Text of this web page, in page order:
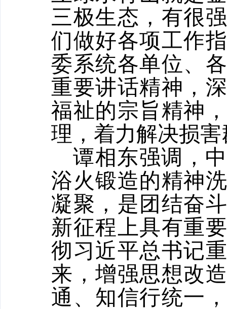
三极生态，有很
们做好各项工作
委系统各单位、
重要讲话精神，
福祉的宗旨精神
理，着力解决损
谭相东强调，
浴火锻造的精神
凝聚，是团结奋
新征程上具有重
彻习近平总书记
来，增强思想改
通、知信行统一